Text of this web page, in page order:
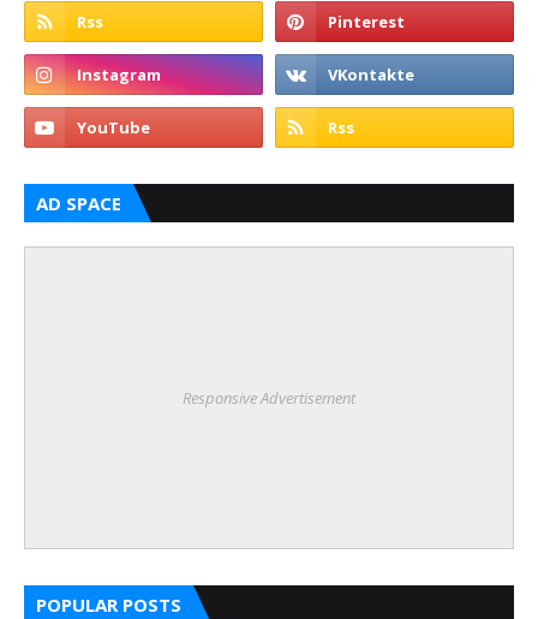
AD SPACE
Responsive Advertisement
POPULAR POSTS